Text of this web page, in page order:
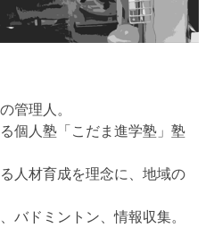
管理人。
個人塾「こだま進学塾」塾
人材育成を理念に、地域の
バドミントン、情報収集。